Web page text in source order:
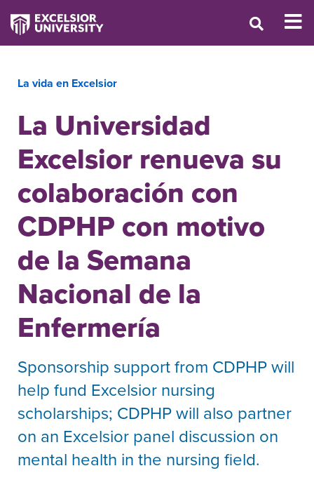
La vida en Excelsior
La Universidad
Excelsior renueva su
colaboración con
CDPHP con motivo
de la Semana
Nacional de la
Enfermería
Sponsorship support from CDPHP will
help fund Excelsior nursing
scholarships; CDPHP will also partner
on an Excelsior panel discussion on
mental health in the nursing field.